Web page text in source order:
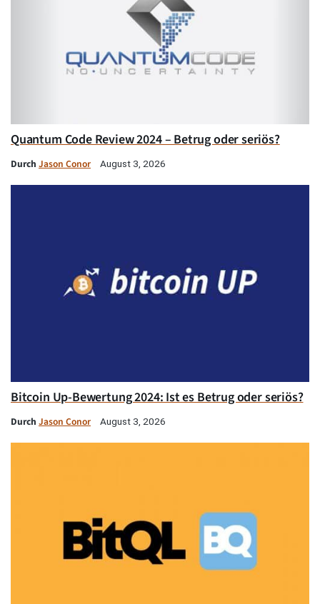
Quantum Code Review 2024 – Betrug oder seriös?
Durch Jason Conor August 3, 2026
Bitcoin Up-Bewertung 2024: Ist es Betrug oder seriös?
Durch Jason Conor August 3, 2026